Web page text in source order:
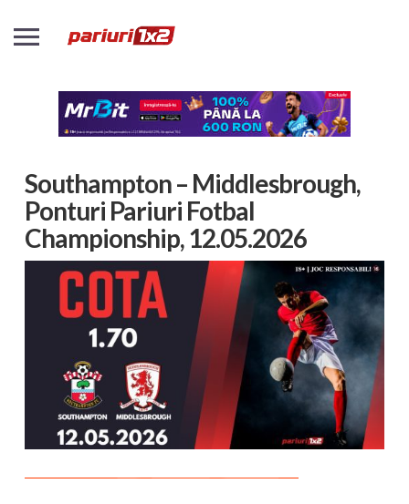
Southampton – Middlesbrough,
Ponturi Pariuri Fotbal
Championship, 12.05.2026